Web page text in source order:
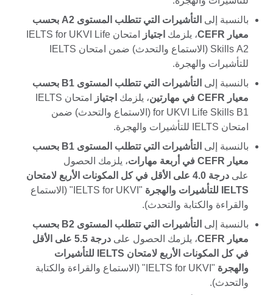
بالنسبة إلى
التأشيرات التي تتطلب المستوى A2 بحسب
معيار CEFR
، يلزمك اجتياز
امتحان IELTS for UKVI Life
Skills A2 (الاستماع والتحدث) ضمن امتحان IELTS
للتأشيرات والهجرة.
بالنسبة إلى
التأشيرات التي تتطلب المستوى B1 بحسب
معيار CEFR في مهارتين
، يلزمك اجتياز
امتحان IELTS
for UKVI Life Skills B1 (الاستماع والتحدث) ضمن
امتحان IELTS للتأشيرات والهجرة.
بالنسبة إلى
التأشيرات التي تتطلب المستوى B1 بحسب
معيار CEFR في أربعة مهارات
، يلزمك الحصول
على
درجة 4.0 على الأقل في كل المكونات الأربع لامتحان
IELTS للتأشيرات والهجرة
"IELTS for UKVI" (الاستماع
والقراءة والكتابة والتحدث).
بالنسبة إلى
التأشيرات التي تتطلب المستوى B2 بحسب
معيار CEFR
، يلزمك الحصول على
درجة 5.5 على الأقل
في كل المكونات الأربع لامتحان IELTS للتأشيرات
والهجرة
"IELTS for UKVI" (الاستماع والقراءة والكتابة
والتحدث).